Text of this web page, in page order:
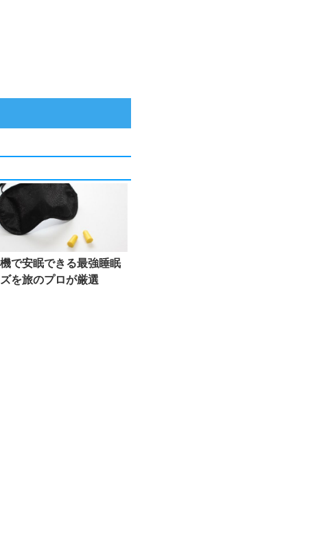
で安眠できる最強睡眠
を旅のプロが厳選